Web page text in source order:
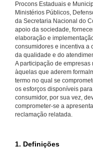
Procons Estaduais e
Ministérios Públicos,
da Secretaria Nacional do
apoio da sociedade,
elaboração e
consumidores e incentiva a
da qualidade e do
A participação de
àquelas que aderem
termo no qual se
os esforços disponíveis
consumidor, por sua vez,
comprometer-se a
reclamação relatada.
1. Definições